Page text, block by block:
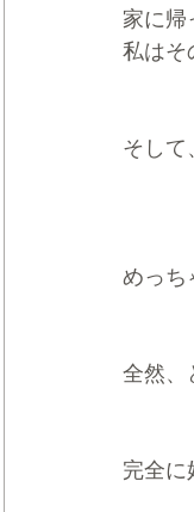
家に帰
私はそ
そして
めっち
全然、
完全に